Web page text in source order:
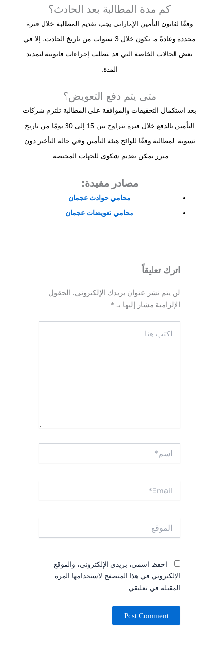
كم مدة المطالبة بعد الحادث؟
وفقًا لقانون التأمين الإماراتي يجب تقديم المطالبة خلال فترة
محددة وعادةً ما تكون خلال 3 سنوات من تاريخ الحادث، إلا في
بعض الحالات الخاصة التي قد تتطلب إجراءات قانونية لتمديد
المدة.
متى يتم دفع التعويض؟
بعد استكمال التحقيقات والموافقة على المطالبة تلتزم شركات
التأمين بالدفع خلال فترة تتراوح بين 15 إلى 30 يومًا من تاريخ
تسوية المطالبة وفقًا للوائح هيئة التأمين وفي حالة التأخير دون
مبرر يمكن تقديم شكوى للجهات المختصة.
مصادر مفيدة:
محامي حوادث عجمان
محامي تعويضات عجمان
اترك تعليقاً
لن يتم نشر عنوان بريدك الإلكتروني.
الحقول
الإلزامية مشار إليها بـ *
هنا...
احفظ اسمي، بريدي الإلكتروني، والموقع
الإلكتروني في هذا المتصفح لاستخدامها المرة
المقبلة في تعليقي.